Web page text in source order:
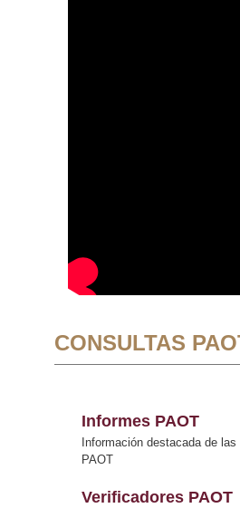
CONSULTAS
Informes PAOT
Información destacada de
PAOT
Verificadores PAOT